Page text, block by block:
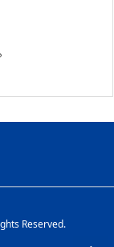
Reserved.